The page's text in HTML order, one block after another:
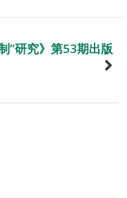
”研究》第53期出版